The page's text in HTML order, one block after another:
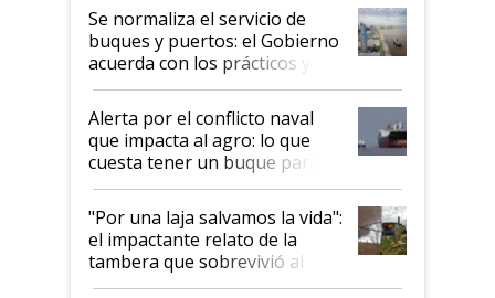
Se normaliza el servicio de
buques y puertos: el Gobierno
acuerda con los prácticos y
suspende el decreto de
desregulación
Alerta por el conflicto naval
que impacta al agro: lo que
cuesta tener un buque parado
y el peligro de que Argentina
pase a ser "país sucio"
"Por una laja salvamos la vida":
el impactante relato de la
tambera que sobrevivió al
tornado